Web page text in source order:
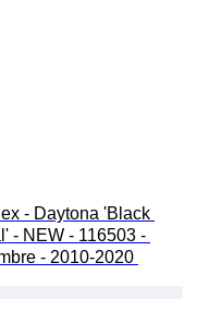
- Daytona 'Black
- NEW - 116503 -
- 2010-2020